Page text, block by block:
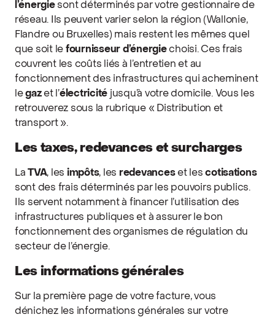
l’énergiesont déterminés par votre gestionnaire de
réseau. Ils peuvent varier selon la région (Wallonie,
Flandre ou Bruxelles) mais restent les mêmes quel
que soit le fournisseur d’énergiechoisi. Ces frais
couvrent les coûts liés à l’entretien et au
fonctionnement des infrastructures qui acheminent
legazet l’électricité jusqu’à votre domicile. Vous les
retrouverez sous la rubrique « Distribution et
transport ».
Les taxes, redevances et surcharges
LaTVA, les impôts, les redevanceset lescotisations
sont des frais déterminés par les pouvoirs publics.
Ils servent notamment à financer l’utilisation des
infrastructures publiques et à assurer le bon
fonctionnement des organismes de régulation du
secteur de l’énergie.
Les informations générales
Sur la première page de votre facture, vous
dénichez les informations générales sur votre